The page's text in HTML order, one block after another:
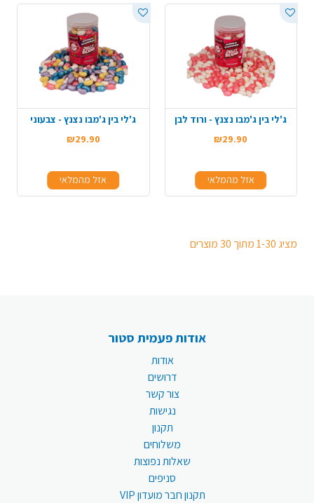
ג'לי בין ג'מבו נצנץ - ורוד לבן
₪29.90
אזל מהמלאי
ג'לי בין ג'מבו נצנץ - צבעוני
₪29.90
אזל מהמלאי
מציג 1-30 מתוך 30 מוצרים
אודות פעמית סטור
אודות
דרושים
צור קשר
נגישות
תקנון
משלוחים
שאלות נפוצות
סניפים
תקנון חבר מועדון VIP